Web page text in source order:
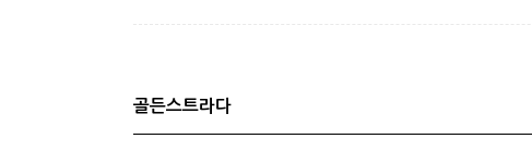
골든스트라다